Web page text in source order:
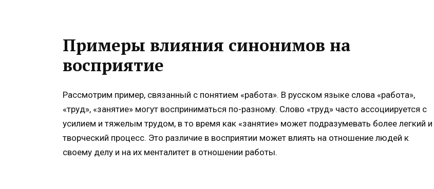
Примеры влияния синонимов на
восприятие
Рассмотрим пример, связанный с понятием «работа». В русском языке слова «работа»,
«труд», «занятие» могут восприниматься по-разному. Слово «труд» часто ассоциируется с
усилием и тяжелым трудом, в то время как «занятие» может подразумевать более легкий и
творческий процесс. Это различие в восприятии может влиять на отношение людей к
своему делу и на их менталитет в отношении работы.